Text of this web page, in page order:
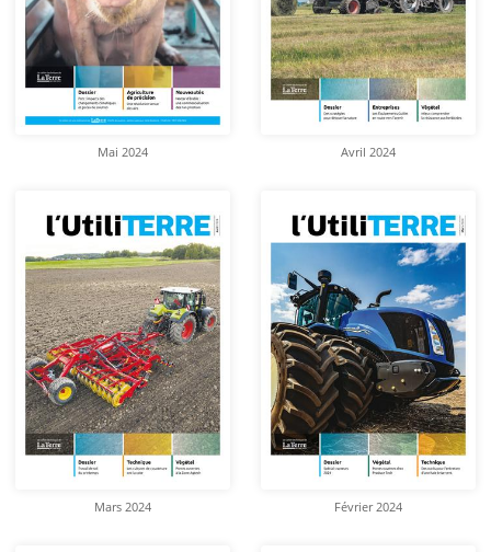
Mai 2024 Avril 2024
Mars 2024 Février 2024